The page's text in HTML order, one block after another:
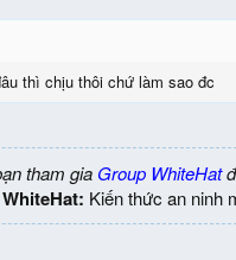
thì chịu thôi chứ làm sao đc
tham gia Group WhiteHat
Kiến thức an ninh